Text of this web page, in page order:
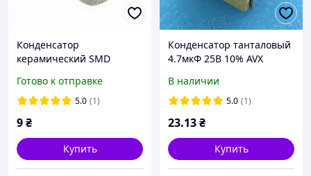
Конденсатор
керамический SMD
Готово к отправке
5.0 (1)
9₴
Купить
Конденсатор танталовый
4.7мкФ 25В 10% AVX
В наличии
5.0 (1)
23.13₴
Купить